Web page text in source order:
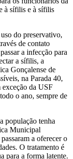
à sífilis e à sífilis
do preservativo,
de contato
a infecção para
a sífilis, a
Gonçalense de
na Parada 40,
exceção da USF
o ano, sempre de
população tenha
Municipal
a oferecer o
O tratamento é
para a forma latente.